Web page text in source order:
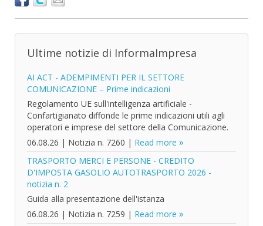
Ultime notizie di InformaImpresa
AI ACT - ADEMPIMENTI PER IL SETTORE
COMUNICAZIONE – Prime indicazioni
Regolamento UE sull'intelligenza artificiale -
Confartigianato diffonde le prime indicazioni utili agli
operatori e imprese del settore della Comunicazione.
06.08.26 | Notizia n. 7260 | Read more
TRASPORTO MERCI E PERSONE - CREDITO
D'IMPOSTA GASOLIO AUTOTRASPORTO 2026 -
notizia n. 2
Guida alla presentazione dell'istanza
06.08.26 | Notizia n. 7259 | Read more